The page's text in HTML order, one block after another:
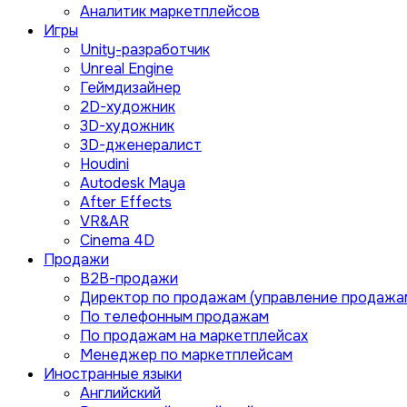
Аналитик маркетплейсов
Игры
Unity-разработчик
Unreal Engine
Геймдизайнер
2D-художник
3D-художник
3D-дженералист
Houdini
Autodesk Maya
After Effects
VR&AR
Cinema 4D
Продажи
B2B-продажи
Директор по продажам (управление
По телефонным продажам
По продажам на маркетплейсах
Менеджер по маркетплейсам
Иностранные языки
Английский